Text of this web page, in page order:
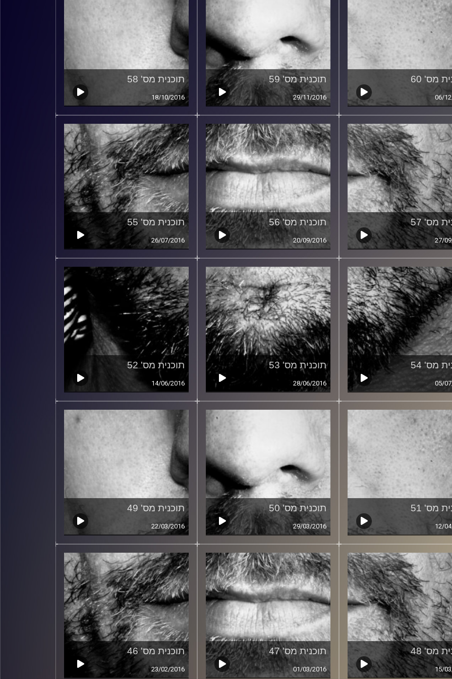
מס' 60
06/
תוכנית מס' 59
29/11/2016
תוכנית מס' 58
18/10/2016
מס' 57
27/
תוכנית מס' 56
20/09/2016
תוכנית מס' 55
26/07/2016
מס' 54
05/
תוכנית מס' 53
28/06/2016
תוכנית מס' 52
14/06/2016
מס' 51
12/
תוכנית מס' 50
29/03/2016
תוכנית מס' 49
22/03/2016
מס' 48
15/
תוכנית מס' 47
01/03/2016
תוכנית מס' 46
23/02/2016